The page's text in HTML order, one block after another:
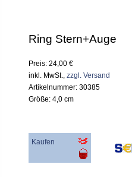
Ring Stern+Auge
Preis: 24,00 €
inkl. MwSt., zzgl. Versand
Artikelnummer: 30385
Größe: 4,0 cm
Kaufen